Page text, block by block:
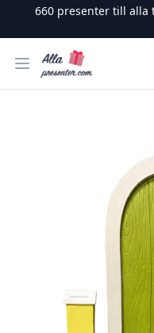
660presenter till alla
Öppna menyn
Alla Presenter